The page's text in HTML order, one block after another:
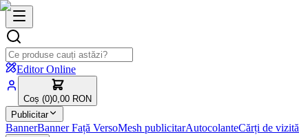
Editor Online
Coș (0)0,00 RON
Publicitar
BannerBanner Față VersoMesh publicitarAutocolanteCărți de vizită